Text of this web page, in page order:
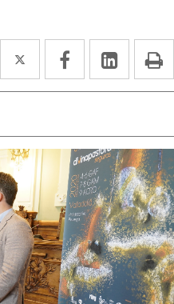
Twitter
Enlace
a
aplicación
externa.
Facebook
Enlace
a
aplicación
externa.
Enlace
a